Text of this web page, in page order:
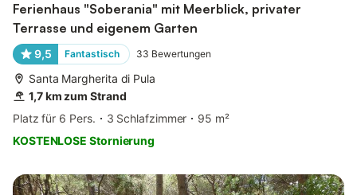
Ferienhaus "Soberania" mit Meerblick, privater
Terrasse und eigenem Garten
9,5 Fantastisch 33 Bewertungen
Santa Margherita di Pula
1,7 km zum Strand
Platz für 6 Pers.
3 Schlafzimmer
95 m²
KOSTENLOSE Stornierung